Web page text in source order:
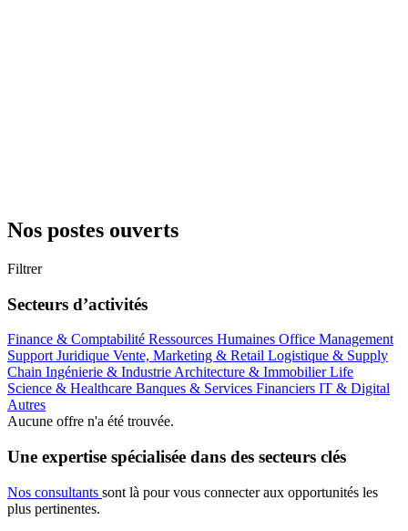
Nos postes ouverts
Filtrer
Secteurs d’activités
Finance & Comptabilité Ressources Humaines Office Management
SupportJuridique Vente, Marketing & Retail Logistique & Supply
Chain Ingénierie & IndustrieArchitecture & ImmobilierLife
Science & Healthcare Banques & Services Financiers IT & Digital
Autres
Aucune offre n'a été trouvée.
Une expertise spécialisée dans des secteurs clés
Nos consultants sont là pour vous connecter aux opportunités les
plus pertinentes.